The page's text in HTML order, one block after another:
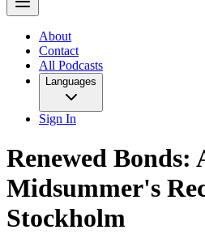
About
Contact
All Podcasts
Languages
Sign In
Renewed Bonds:
Midsummer's
Stockholm